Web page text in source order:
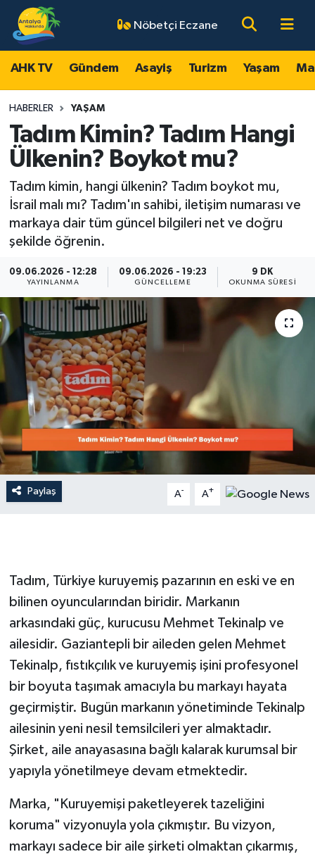
Nöbetçi Eczane
AHK TV Gündem Asayiş Turizm Yaşam
HABERLER YAŞAM
Tadım Kimin? Tadım Hangi
Ülkenin? Boykot mu?
Tadım kimin, hangi ülkenin? Tadım boykot mu,
İsrail malı mı? Tadım'ın sahibi, iletişim numarası ve
markaya dair tüm güncel bilgileri net ve doğru
şekilde öğrenin.
09.06.2026 - 12:28
YAYINLANMA
09.06.2026 - 19:23
GÜNCELLEME
9 DK
OKUNMA SÜRESI
Paylaş A- A+
Tadım, Türkiye kuruyemiş pazarının en eski ve en
bilinen oyuncularından biridir. Markanın
arkasındaki güç, kurucusu Mehmet Tekinalp ve
ailesidir. Gaziantepli bir aileden gelen Mehmet
Tekinalp, fıstıkçılık ve kuruyemiş işini profesyonel
bir boyuta taşımak amacıyla bu markayı hayata
geçirmiştir. Bugün markanın yönetiminde Tekinalp
ailesinin yeni nesil temsilcileri yer almaktadır.
Şirket, aile anayasasına bağlı kalarak kurumsal bir
yapıyla yönetilmeye devam etmektedir.
Marka, "Kuruyemişi paketleyerek tazeliğini
koruma" vizyonuyla yola çıkmıştır. Bu vizyon,
markayı sadece bir aile şirketi olmaktan çıkarmış,
AHK TV
Gündem
Asayiş
Turizm
Yaşam
Magazin
Ekonomi
Spor
Dünya
Resmi Reklamlar
Antalya Nöbetçi Eczaneler
Antalya Hava Durumu
Antalya Namaz Vakitleri
Antalya Trafik Yoğunluk Haritası
Süper Lig Puan Durumu ve Fikstür
Tüm Manşetler
Son Dakika Haberleri
Haber Arşivi